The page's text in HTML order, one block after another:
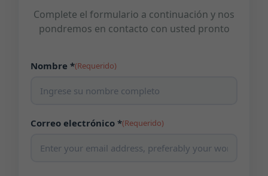
Complete el formulario a continuación y nos
pondremos en contacto con usted pronto
Nombre *(Requerido)
Correo electrónico *(Requerido)